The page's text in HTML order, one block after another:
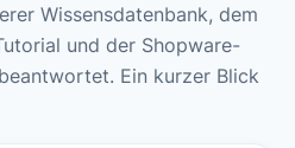
Wissensdatenbank, dem
und der Shopware-
Ein kurzer Blick